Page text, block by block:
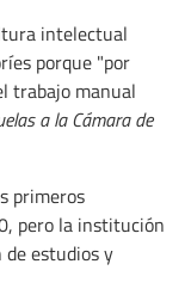
intelectual
porque "por
trabajo manual
a la Cámara de
primeros
pero la institución
de estudios y